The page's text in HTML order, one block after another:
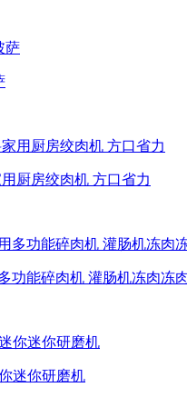
厨房绞肉机 方口省力
功能碎肉机 灌肠机冻肉冻
迷你研磨机